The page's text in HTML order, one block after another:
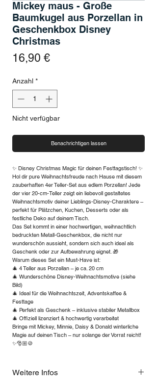
Mickey maus - Große
Baumkugel aus Porzellan in
Geschenkbox Disney
Christmas
16,90 €Preis
Anzahl *
Nicht verfügbar
Benachrichtigen lassen
✨ Disney Christmas Magic für deinen Festtagstisch! ✨
Hol dir pure Weihnachtsfreude nach Hause mit diesem
zauberhaften 4er Teller-Set aus edlem Porzellan! Jede
der vier 20-cm-Teller zeigt ein liebevoll gestaltetes
Weihnachtsmotiv deiner Lieblings-Disney-Charaktere –
perfekt für Plätzchen, Kuchen, Desserts oder als
festliche Deko auf deinem Tisch.
Das Set kommt in einer hochwertigen, weihnachtlich
bedruckten Metall-Geschenkbox, die nicht nur
wunderschön aussieht, sondern sich auch ideal als
Geschenk oder zur Aufbewahrung eignet. 🎁
Warum dieses Set ein Must-Have ist:
🎄 4 Teller aus Porzellan – je ca. 20 cm
🎄 Wunderschöne Disney-Weihnachtsmotive (siehe
Bild)
🎄 Ideal für die Weihnachtszeit, Adventskaffee &
Festtage
🎄 Perfekt als Geschenk – inklusive stabiler Metallbox
🎄 Offiziell lizenziert & hochwertig verarbeitet
Bringe mit Mickey, Minnie, Daisy & Donald winterliche
Magie auf deinen Tisch – nur solange der Vorrat reicht!
✨🎅🏼🍪
Weitere Infos